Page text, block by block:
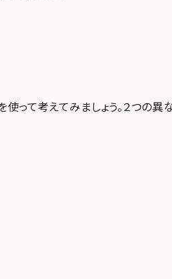
って考えてみましょう。２つの